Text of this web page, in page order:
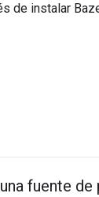
de instalar
fuente de